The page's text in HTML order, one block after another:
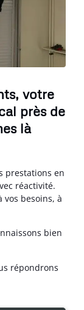
votre
près de
là
prestations en
réactivité.
besoins, à
bien
répondrons